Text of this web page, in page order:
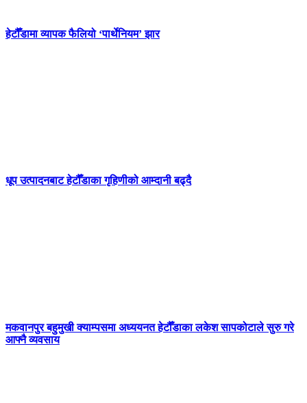
हेटौँडामा व्यापक फैलियो ‘पार्थेनियम’ झार
धूप उत्पादनबाट हेटौँडाका गृहिणीको आम्दानी बढ्दै
मकवानपुर बहुमुखी क्याम्पसमा अध्ययनत हेटौँडाका लकेश सापकोटाले सुरु गरे
आफ्नै व्यवसाय